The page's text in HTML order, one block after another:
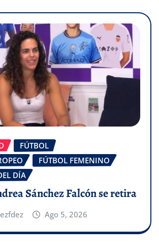
FÚTBOL
FÚTBOL FEMENINO
DÍA
Sánchez Falcón se retira
Ago 5, 2026